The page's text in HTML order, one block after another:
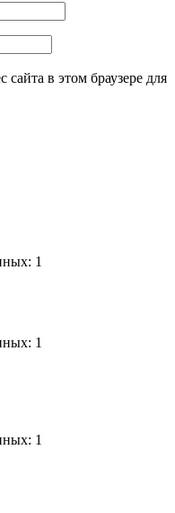
в этом браузере для
1
1
1